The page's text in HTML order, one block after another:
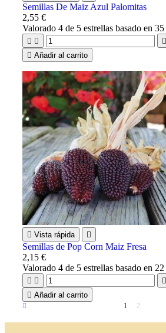
Semillas De Maiz Azul Palomitas
2,55 €
Valorado4 de 5 estrellas basado en35
  
 Añadir al carrito
 Vista rápida 
Semillas de Pop Corn Maiz Fresa
2,15 €
Valorado4 de 5 estrellas basado en 22
  
 Añadir al carrito
1 2